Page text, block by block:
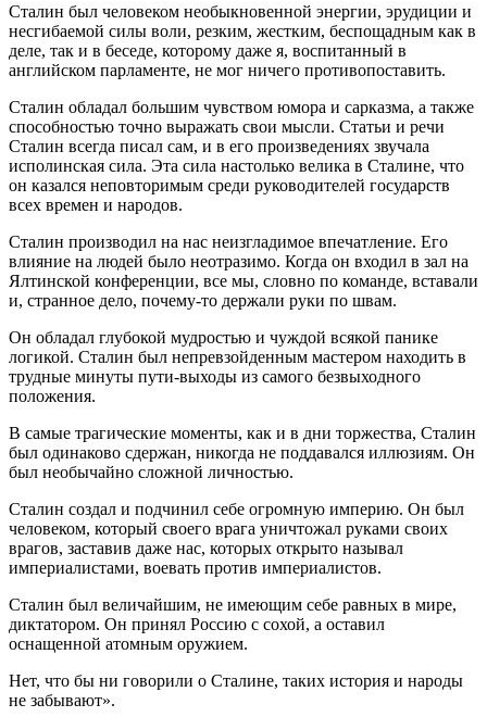
Сталин был человеком необыкновенной энергии, эрудиции и
несгибаемой силы воли, резким, жестким, беспощадным как в
деле, так и в беседе, которому даже я, воспитанный в
английском парламенте, не мог ничего противопоставить.
Сталин обладал большим чувством юмора и сарказма, а также
способностью точно выражать свои мысли. Статьи и речи
Сталин всегда писал сам, и в его произведениях звучала
исполинская сила. Эта сила настолько велика в Сталине, что
он казался неповторимым среди руководителей государств
всех времен и народов.
Сталин производил на нас неизгладимое впечатление. Его
влияние на людей было неотразимо. Когда он входил в зал на
Ялтинской конференции, все мы, словно по команде, вставали
и, странное дело, почему-то держали руки по швам.
Он обладал глубокой мудростью и чуждой всякой панике
логикой. Сталин был непревзойденным мастером находить в
трудные минуты пути-выходы из самого безвыходного
положения.
В самые трагические моменты, как и в дни торжества, Сталин
был одинаково сдержан, никогда не поддавался иллюзиям. Он
был необычайно сложной личностью.
Сталин создал и подчинил себе огромную империю. Он был
человеком, который своего врага уничтожал руками своих
врагов, заставив даже нас, которых открыто называл
империалистами, воевать против империалистов.
Сталин был величайшим, не имеющим себе равных в мире,
диктатором. Он принял Россию с сохой, а оставил
оснащенной атомным оружием.
Нет, что бы ни говорили о Сталине, таких история и народы
не забывают».